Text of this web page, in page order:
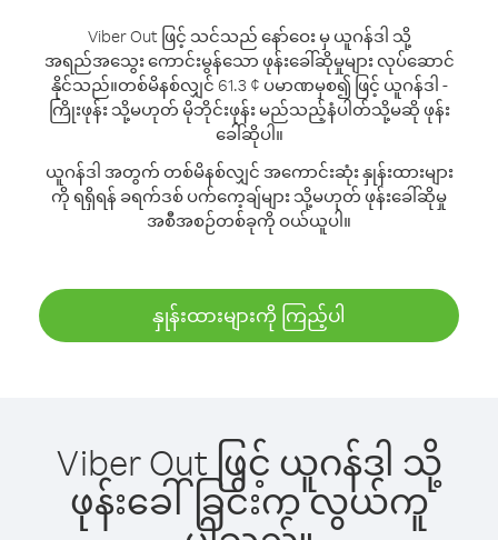
Viber Out ဖြင့် သင်သည် နော်ဝေး မှ ယူဂန်ဒါ သို့
အရည်အသွေး ကောင်းမွန်သော ဖုန်းခေါ်ဆိုမှုများ လုပ်ဆောင်
နိုင်သည်။တစ်မိနစ်လျှင် 61.3 ¢ ပမာဏမှစ၍ ဖြင့် ယူဂန်ဒါ -
ကြိုးဖုန်း သို့မဟုတ် မိုဘိုင်းဖုန်း မည်သည့်နံပါတ်သို့မဆို ဖုန်း
ခေါ်ဆိုပါ။
ယူဂန်ဒါ အတွက် တစ်မိနစ်လျှင် အကောင်းဆုံး နှုန်းထားများ
ကို ရရှိရန် ခရက်ဒစ် ပက်ကေ့ချ်များ သို့မဟုတ် ဖုန်းခေါ်ဆိုမှု
အစီအစဉ်တစ်ခုကို ဝယ်ယူပါ။
နှုန်းထားများကို ကြည့်ပါ
Viber Out ဖြင့် ယူဂန်ဒါ သို့
ဖုန်းခေါ်ခြင်းက လွယ်ကူ